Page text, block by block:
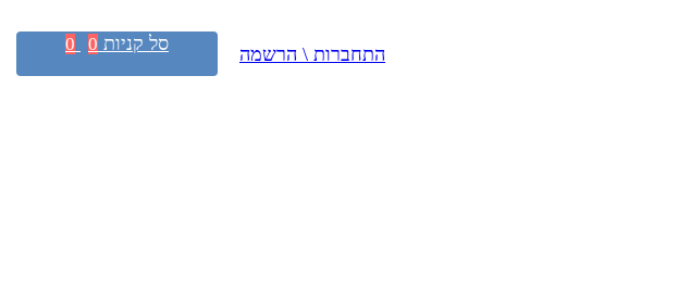
התחברות \ הרשמה סל קניות 0
0